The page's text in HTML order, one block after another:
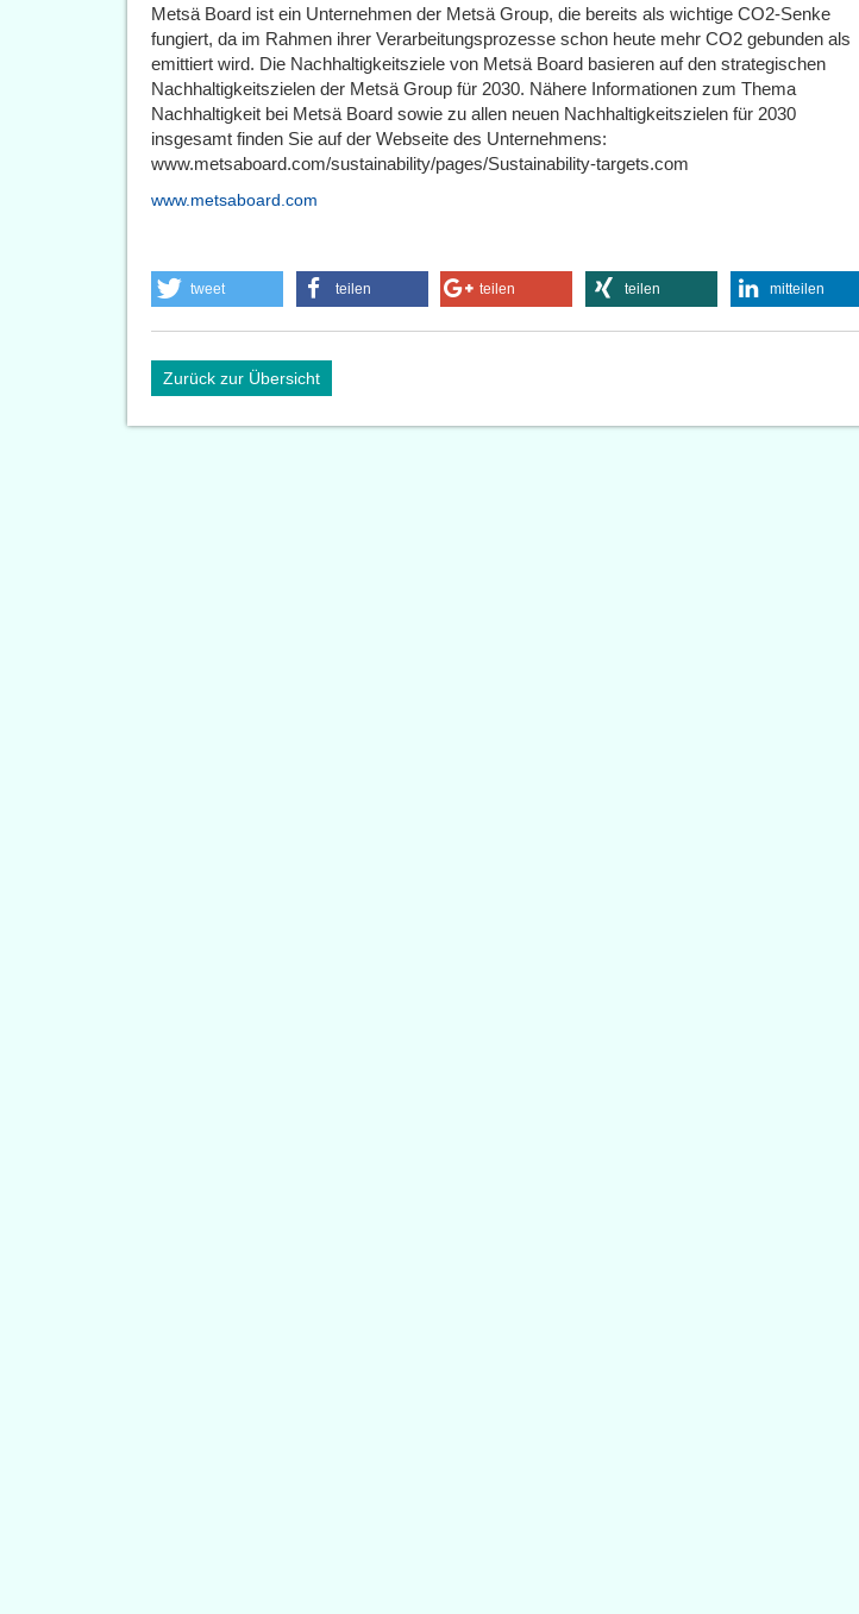
Metsä Board ist ein Unternehmen der Metsä Group, die bereits als wichtige CO2-Senke
fungiert, da im Rahmen ihrer Verarbeitungsprozesse schon heute mehr CO2 gebunden als
emittiert wird. Die Nachhaltigkeitsziele von Metsä Board basieren auf den strategischen
Nachhaltigkeitszielen der Metsä Group für 2030. Nähere Informationen zum Thema
Nachhaltigkeit bei Metsä Board sowie zu allen neuen Nachhaltigkeitszielen für 2030
insgesamt finden Sie auf der Webseite des Unternehmens:
www.metsaboard.com/sustainability/pages/Sustainability-targets.com
www.metsaboard.com
tweet teilen teilen teilen mitteilen
Zurück zur Übersicht